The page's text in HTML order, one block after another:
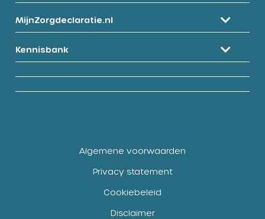
MijnZorgdeclaratie.nl
Kennisbank
Algemene voorwaarden
Privacy statement
Cookiebeleid
Disclaimer